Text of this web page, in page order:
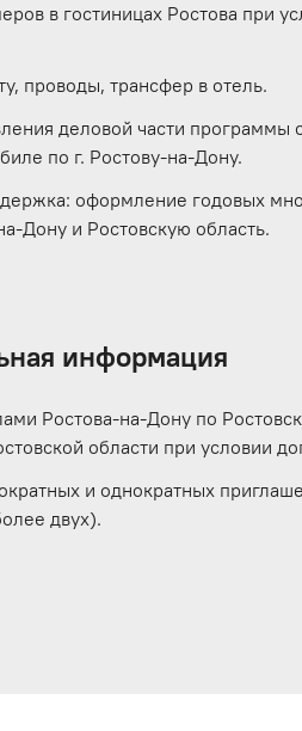
в гостиницах Ростова при
проводы, трансфер в отель.
деловой части
по г. Ростову-на-Дону.
оформление годовых
Дону и Ростовскую область.
информация
Ростова-на-Дону по
области при условии
и однократных
двух).